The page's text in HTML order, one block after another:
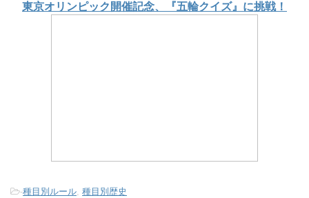
c
tt
e
東京オリンピック開催記念、『五輪クイズ』に挑戦！
-種目別ルール, 種目別歴史